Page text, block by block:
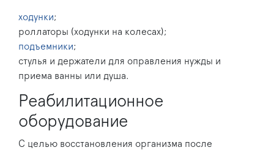
ходунки;
роллаторы (ходунки на колесах);
подъемники;
стулья и держатели для оправления нужды и
приема ванны или душа.
Реабилитационное
оборудование
С целью восстановления организма после